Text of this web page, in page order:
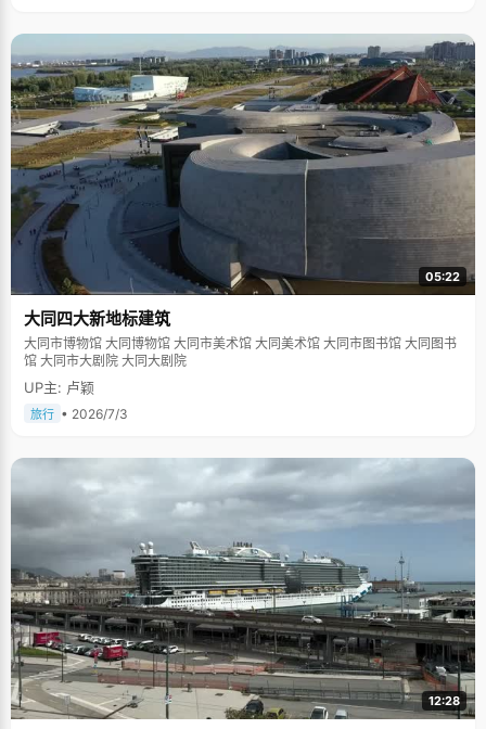
05:22
大同四大新地标建筑
大同市博物馆 大同博物馆 大同市美术馆 大同美术馆 大同市图书馆 大同图书
馆 大同市大剧院 大同大剧院
UP主: 卢颖
旅行 • 2026/7/3
12:28